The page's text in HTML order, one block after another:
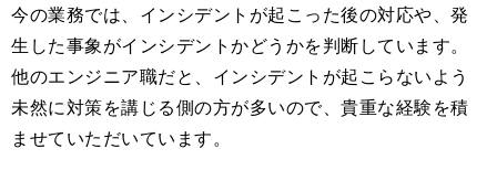
今の業務では、インシデントが起こった後の対応や、発
生した事象がインシデントかどうかを判断しています。
他のエンジニア職だと、インシデントが起こらないよう
未然に対策を講じる側の方が多いので、貴重な経験を積
ませていただいています。